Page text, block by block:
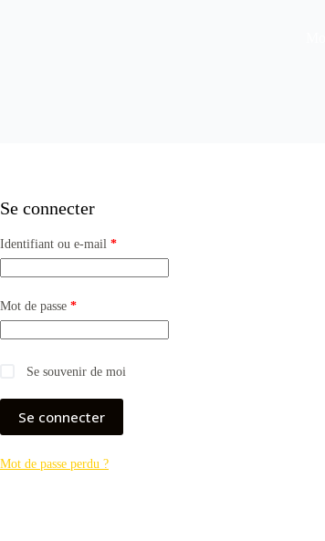
Se connecter
Identifiant ou e-mail *
Mot de passe *
Se souvenir de moi
Se connecter
Mot de passe perdu ?